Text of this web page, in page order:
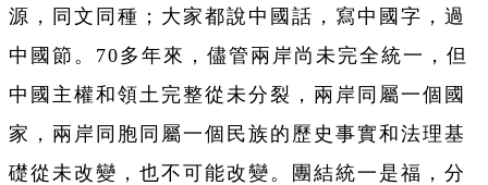
源，同文同種；大家都說中國話，寫中國字，過
中國節。70多年來，儘管兩岸尚未完全統一，但
中國主權和領土完整從未分裂，兩岸同屬一個國
家，兩岸同胞同屬一個民族的歷史事實和法理基
礎從未改變，也不可能改變。團結統一是福，分